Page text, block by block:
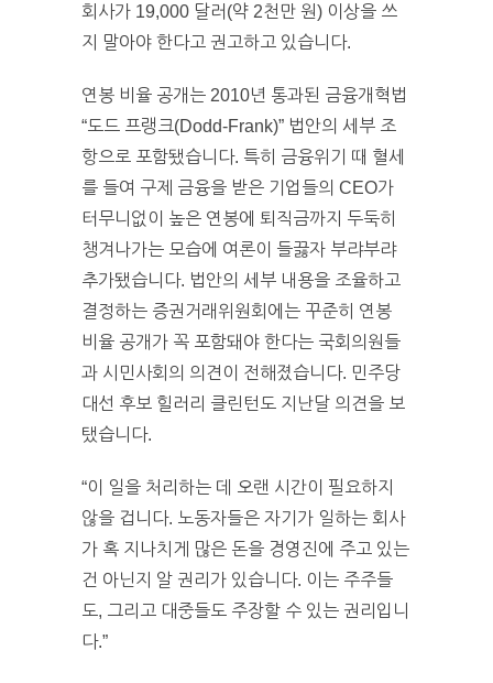
회사가 19,000 달러(약 2천만 원) 이상을 쓰
지 말아야 한다고 권고하고 있습니다.
연봉 비율 공개는 2010년 통과된 금융개혁법
“도드 프랭크(Dodd-Frank)” 법안의 세부 조
항으로 포함됐습니다. 특히 금융위기 때 혈세
를 들여 구제 금융을 받은 기업들의 CEO가
터무니없이 높은 연봉에 퇴직금까지 두둑히
챙겨나가는 모습에 여론이 들끓자 부랴부랴
추가됐습니다. 법안의 세부 내용을 조율하고
결정하는 증권거래위원회에는 꾸준히 연봉
비율 공개가 꼭 포함돼야 한다는 국회의원들
과 시민사회의 의견이 전해졌습니다. 민주당
대선 후보 힐러리 클린턴도 지난달 의견을 보
탰습니다.
“이 일을 처리하는 데 오랜 시간이 필요하지
않을 겁니다. 노동자들은 자기가 일하는 회사
가 혹 지나치게 많은 돈을 경영진에 주고 있는
건 아닌지 알 권리가 있습니다. 이는 주주들
도, 그리고 대중들도 주장할 수 있는 권리입니
다.”